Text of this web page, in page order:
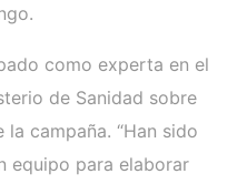
como experta en el
de Sanidad sobre
campaña. “Han sido
equipo para elaborar